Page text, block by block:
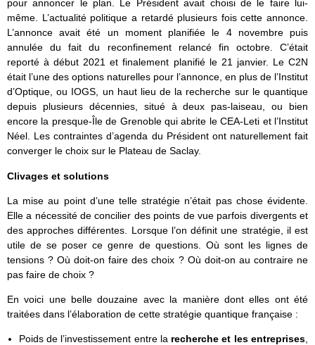
pour annoncer le plan. Le Président avait choisi de le faire lui-
même. L’actualité politique a retardé plusieurs fois cette annonce.
L’annonce avait été un moment planifiée le 4 novembre puis
annulée du fait du reconfinement relancé fin octobre. C’était
reporté à début 2021 et finalement planifié le 21 janvier. Le C2N
était l’une des options naturelles pour l’annonce, en plus de l’Institut
d’Optique, ou IOGS, un haut lieu de la recherche sur le quantique
depuis plusieurs décennies, situé à deux pas-laiseau, ou bien
encore la presque-Île de Grenoble qui abrite le CEA-Leti et l’Institut
Néel. Les contraintes d’agenda du Président ont naturellement fait
converger le choix sur le Plateau de Saclay.
Clivages et solutions
La mise au point d’une telle stratégie n’était pas chose évidente.
Elle a nécessité de concilier des points de vue parfois divergents et
des approches différentes. Lorsque l’on définit une stratégie, il est
utile de se poser ce genre de questions. Où sont les lignes de
tensions ? Où doit-on faire des choix ? Où doit-on au contraire ne
pas faire de choix ?
En voici une belle douzaine avec la manière dont elles ont été
traitées dans l’élaboration de cette stratégie quantique française :
Poids de l’investissement entre la recherche et les entreprises